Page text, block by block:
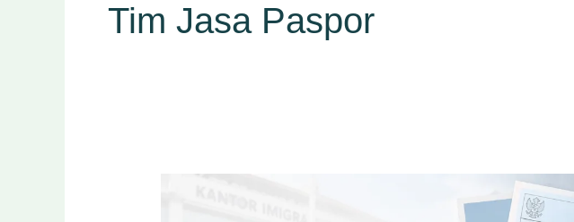
Tim Jasa Paspor